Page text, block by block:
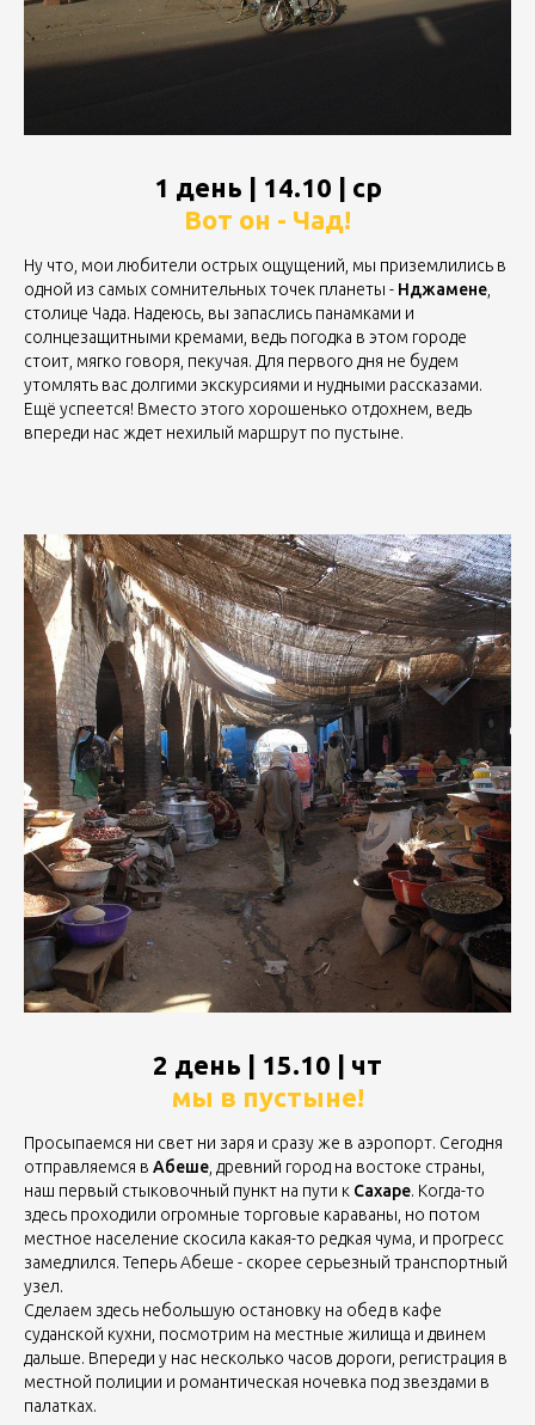
1 день | 14.10 | ср
Вот он - Чад!
Ну что, мои любители острых ощущений, мы приземлились в
одной из самых сомнительных точек планеты - Нджамене
столице Чада. Надеюсь, вы запаслись панамками и
солнцезащитными кремами, ведь погодка в этом городе
стоит, мягко говоря, пекучая. Для первого дня не будем
утомлять вас долгими экскурсиями и нудными рассказами.
Ещё успеется! Вместо этого хорошенько отдохнем, ведь
впереди нас ждет нехилый маршрут по пустыне.
2 день | 15.10 | чт
мы в пустыне!
Просыпаемся ни свет ни заря и сразу же в аэропорт. Сегодня
отправляемся в Абеше , древний город на востоке страны,
наш первый стыковочный пункт на пути к Сахаре. Когда-то
здесь проходили огромные торговые караваны, но потом
местное население скосила какая-то редкая чума, и прогресс
замедлился. Теперь Абеше - скорее серьезный транспортный
узел.
Сделаем здесь небольшую остановку на обед в кафе
суданской кухни, посмотрим на местные жилища и двинем
дальше. Впереди у нас несколько часов дороги, регистрация в
местной полиции и романтическая ночевка под звездами в
палатках.